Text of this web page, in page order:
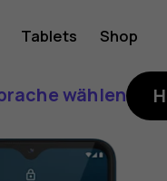
Tablets Shop
wählen